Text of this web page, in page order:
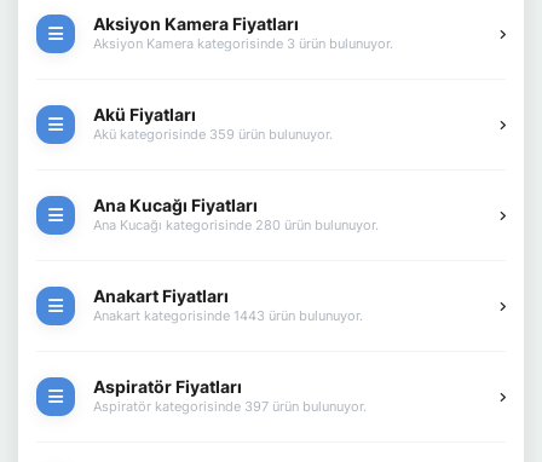
Aksiyon Kamera Fiyatları
Aksiyon Kamera kategorisinde 3 ürün bulunuyor.
Akü Fiyatları
Akü kategorisinde 359 ürün bulunuyor.
Ana Kucağı Fiyatları
Ana Kucağı kategorisinde 280 ürün bulunuyor.
Anakart Fiyatları
Anakart kategorisinde 1443 ürün bulunuyor.
Aspiratör Fiyatları
Aspiratör kategorisinde 397 ürün bulunuyor.